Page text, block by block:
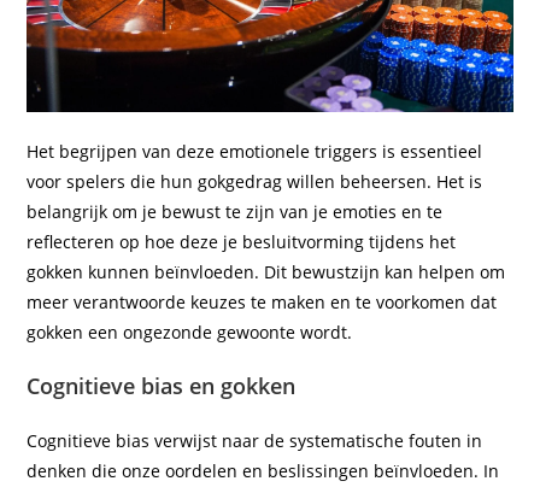
Het begrijpen van deze emotionele triggers is essentieel
voor spelers die hun gokgedrag willen beheersen. Het is
belangrijk om je bewust te zijn van je emoties en te
reflecteren op hoe deze je besluitvorming tijdens het
gokken kunnen beïnvloeden. Dit bewustzijn kan helpen om
meer verantwoorde keuzes te maken en te voorkomen dat
gokken een ongezonde gewoonte wordt.
Cognitieve bias en gokken
Cognitieve bias verwijst naar de systematische fouten in
denken die onze oordelen en beslissingen beïnvloeden. In